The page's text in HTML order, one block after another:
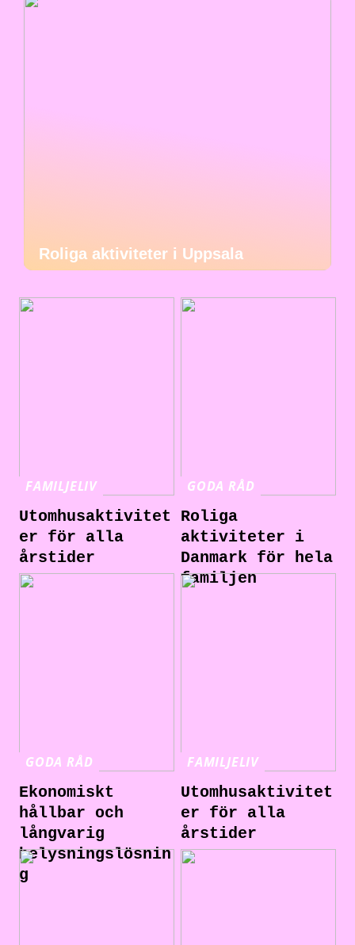
Roliga aktiviteter i Uppsala
FAMILJELIV
Utomhusaktivitet
er för alla
årstider
GODA RÅD
Roliga
aktiviteter i
Danmark för hela
familjen
GODA RÅD
Ekonomiskt
hållbar och
långvarig
belysningslösnin
g
FAMILJELIV
Utomhusaktivitet
er för alla
årstider